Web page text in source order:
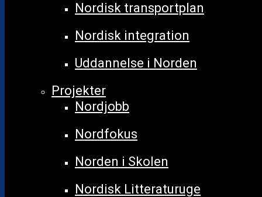
Nordisk transportplan
Nordisk integration
Uddannelse i Norden
Projekter
Nordjobb
Nordfokus
Norden i Skolen
Nordisk Litteraturuge
Begivenheder
Søgning
visninger
Navigation
begivenheder
Begivenheder
Begivenhed
Visninger
Navigation